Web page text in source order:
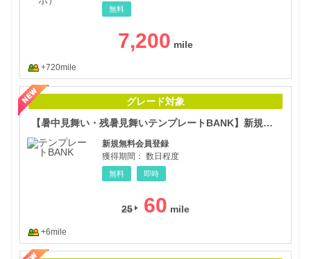
無料
7,200
+720mile
グレード対象
【暑中見舞い・残暑見舞いテンプレートBANK】新規会員登録
新規無料会員登録
獲得期間： 数日程度
無料 即時
25 60
+6mile